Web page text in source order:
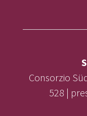
Consorzio
528 |